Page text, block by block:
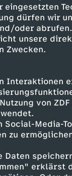
dürfen wir
oder
unsere
Zwecken.
Interaktionen
von
Social-Media-
zu
Daten
erklärst
Untertitel